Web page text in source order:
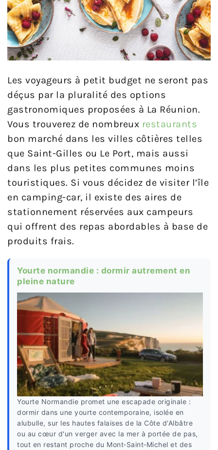
Les voyageurs à petit budget ne seront pas
déçus par la pluralité des options
gastronomiques proposées à La Réunion.
Vous trouverez de nombreux restaurants
bon marché dans les villes côtières telles
que Saint-Gilles ou Le Port, mais aussi
dans les plus petites communes moins
touristiques. Si vous décidez de visiter l’île
en camping-car, il existe des aires de
stationnement réservées aux campeurs
qui offrent des repas abordables à base de
produits frais.
Yourte normandie : dormir autrement en
pleine nature
Yourte Normandie promet une escapade originale :
dormir dans une yourte contemporaine, isolée en
alubulle, sur les hautes falaises de la Côte d'Albâtre
ou au cœur d'un verger avec la mer à portée de pas,
tout en restant proche du Mont‑Saint‑Michel et des